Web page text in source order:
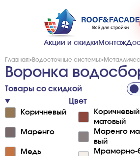
Акции и скидки Монтаж
Главная>Водосточные системы>
Воронка
Товары со скидкой
Цвет
Ко­ри­ч­не­вый
Ко­ри­ч­не­вый
ма­то­вый
Ма­ре­нго
Ма­ре­нго
вый
Ме­дь